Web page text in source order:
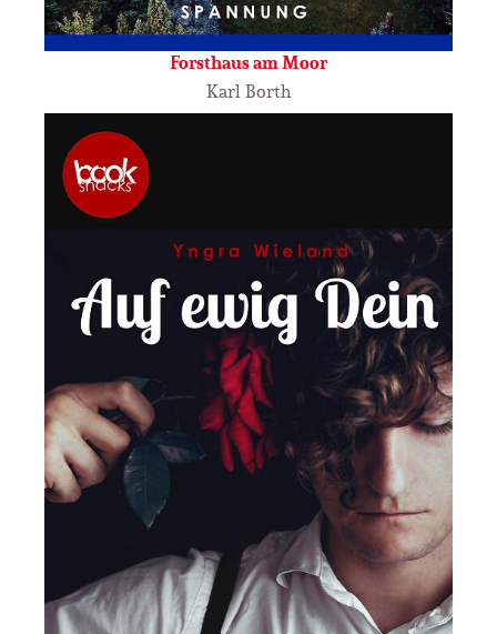
Forsthaus am Moor
Karl Borth